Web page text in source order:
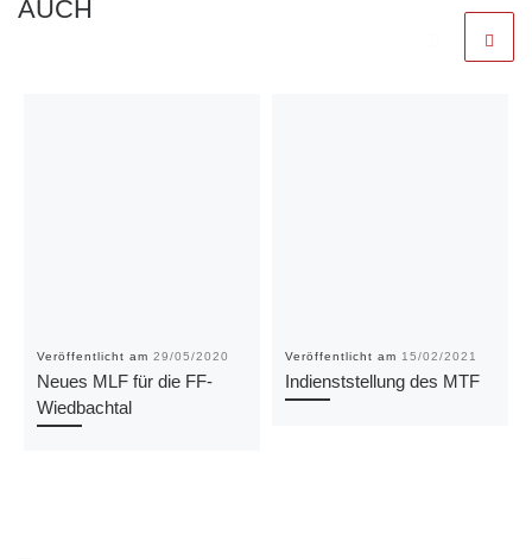
AUCH
Veröffentlicht am 29/05/2020
Neues MLF für die FF-
Wiedbachtal
Veröffentlicht am 15/02/2021
Indienststellung des MTF